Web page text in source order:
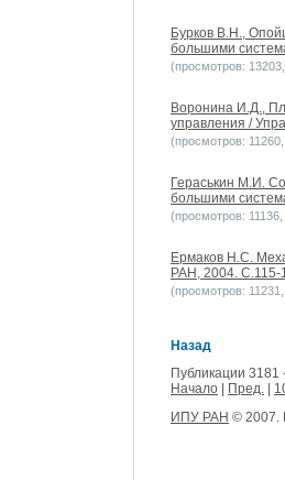
Бурков В.Н.,
большими
(просмотров:
Воронина И.Д.,
управления /
(просмотров:
Гераськин М.И.
большими
(просмотров:
Ермаков Н.С.
РАН, 2004. С.115-
(просмотров:
Назад
Публикации 3181
Начало
Пред.
ИПУ РАН © 2007.